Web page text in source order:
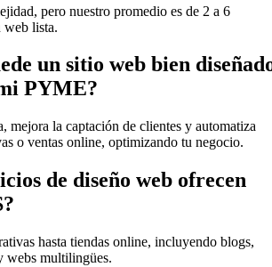
pero nuestro promedio es de 2 a 6
web lista.
un sitio web bien
PYME?
mejora la captación de clientes y automatiza
o ventas online, optimizando tu negocio.
de diseño web ofrecen
hasta tiendas online, incluyendo blogs,
webs multilingües.